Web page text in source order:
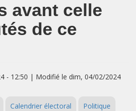
avant celle
de ce
- 12:50 | Modifié le dim, 04/02/2024
Calendrier électoral Politique